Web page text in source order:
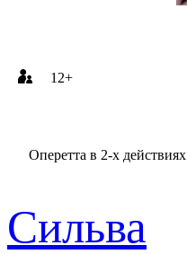
Оперетта в 2-х действиях
12+
Сильва